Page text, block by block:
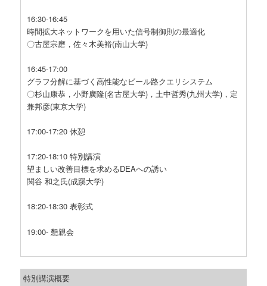
16:30-16:45
時間拡大ネットワークを用いた信号制御則の最適化
〇古屋宗磨，佐々木美裕(南山大学)
16:45-17:00
グラフ分解に基づく高性能なビール路クエリシステム
〇杉山康恭，小野廣隆(名古屋大学)，土中哲秀(九州大学)，定
兼邦彦(東京大学)
17:00-17:20 休憩
17:20-18:10 特別講演
望ましい改善目標を求めるDEAへの誘い
関谷 和之氏(成蹊大学)
18:20-18:30 表彰式
19:00- 懇親会
特別講演概要